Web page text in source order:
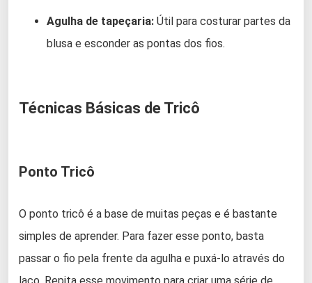
Agulha de tapeçaria: Útil para costurar partes da
blusa e esconder as pontas dos fios.
Técnicas Básicas de Tricô
Ponto Tricô
O ponto tricô é a base de muitas peças e é bastante
simples de aprender. Para fazer esse ponto, basta
passar o fio pela frente da agulha e puxá-lo através do